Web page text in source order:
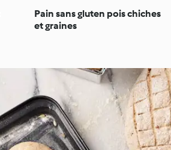
Pain sans gluten pois chiches
et graines